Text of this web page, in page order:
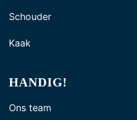
Schouder
Kaak
HANDIG!
Ons team